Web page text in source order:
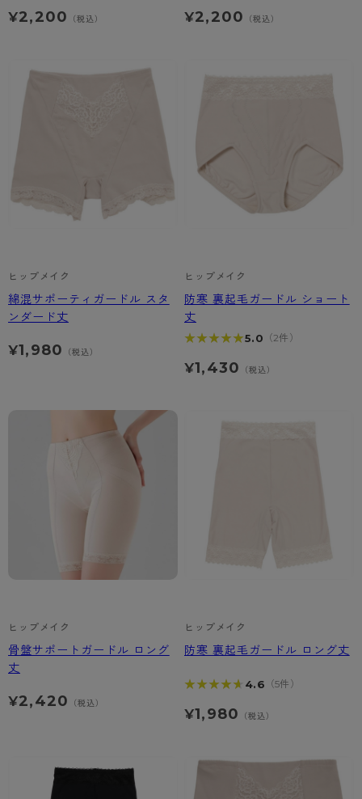
¥2,200 （税込） ¥2,200 （税込）
ヒップメイク
綿混サポーティガードル スタ
ンダード丈
¥1,980 （税込）
ヒップメイク
防寒 裏起毛ガードル ショート
丈
★★★★★
★★★★★5.0 （2件）
¥1,430 （税込）
ヒップメイク
骨盤サポートガードル ロング
丈
¥2,420 （税込）
ヒップメイク
防寒 裏起毛ガードル ロング丈
★★★★★
★★★★★ 4.6 （5件）
¥1,980 （税込）